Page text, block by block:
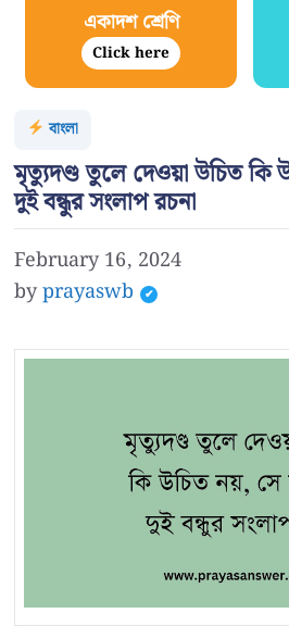
একাদশ শ্রেণি
Click here
বাংলা
মৃত্যুদণ্ড তুলে দেওয়া উচিত কি
দুই বন্ধুর সংলাপ রচনা
February 16, 2024
byprayaswb